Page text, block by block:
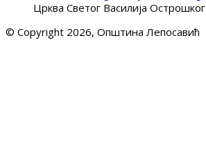
Црква Светог Василија Острошког
© Copyright 2026, Општина Лепосавић